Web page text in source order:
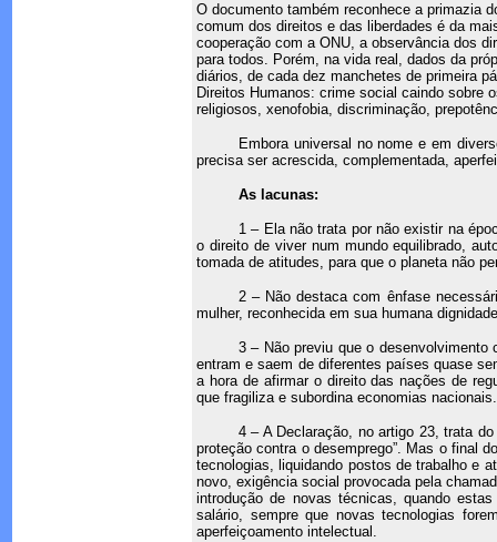
O documento também reconhece a primazia
comum dos direitos e das liberdades é da
cooperação com a ONU, a observância dos
para todos. Porém, na vida real, dados da
diários, de cada dez manchetes de primeira
Direitos Humanos: crime social caindo sobre
religiosos, xenofobia, discriminação,
Embora universal no nome e em
precisa ser acrescida, complementada,
As lacunas:
1 – Ela não trata por não existir na
o direito de viver num mundo equilibrado,
tomada de atitudes, para que o planeta não
2 – Não destaca com ênfase
mulher, reconhecida em sua humana
3 – Não previu que o
entram e saem de diferentes países quase
a hora de afirmar o direito das nações de
que fragiliza e subordina economias
4 – A Declaração, no artigo 23, trata
proteção contra o desemprego”. Mas o final
tecnologias, liquidando postos de trabalho e
novo, exigência social provocada pela
introdução de novas técnicas, quando
salário, sempre que novas tecnologias
aperfeiçoamento intelectual.